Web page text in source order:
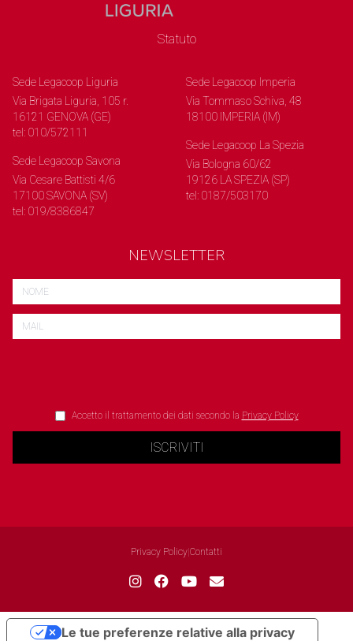
Statuto
Sede Legacoop Liguria
Via Brigata Liguria, 105 r.
16121 GENOVA (GE)
tel: 010/572111
Sede Legacoop Savona
Via Cesare Battisti 4/6
17100 SAVONA (SV)
tel: 019/8386847
Sede Legacoop Imperia
Via Tommaso Schiva, 48
18100 IMPERIA (IM)
Sede Legacoop La Spezia
Via Bologna 60/62
19126 LA SPEZIA (SP)
tel: 0187/503170
NEWSLETTER
Accetto il trattamento dei dati secondo la Privacy Policy
ISCRIVITI
Privacy Policy Contatti
Le tue preferenze relative alla privacy